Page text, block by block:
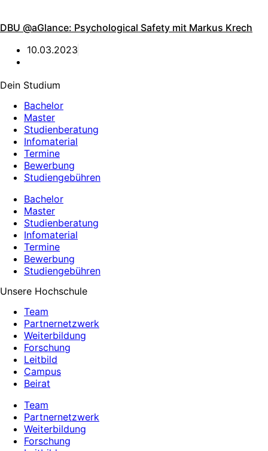
DBU @aGlance: Psychological Safety mit Markus Krech
10.03.2023
Dein Studium
Bachelor
Master
Studienberatung
Infomaterial
Termine
Bewerbung
Studiengebühren
Bachelor
Master
Studienberatung
Infomaterial
Termine
Bewerbung
Studiengebühren
Unsere Hochschule
Team
Partnernetzwerk
Weiterbildung
Forschung
Leitbild
Campus
Beirat
Team
Partnernetzwerk
Weiterbildung
Forschung